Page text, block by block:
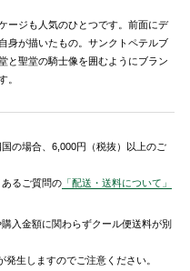
ージも人気のひとつです。前面にデ
身が描いたもの。サンクトペテルブ
と聖堂の騎士像を囲むようにブラン
。
の場合、6,000円（税抜）以上のご
るご質問の 「配送・送料について」
入金額に関わらずクール便送料が別
生しますのでご注意ください。